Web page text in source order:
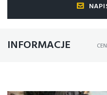
INFORMACJE